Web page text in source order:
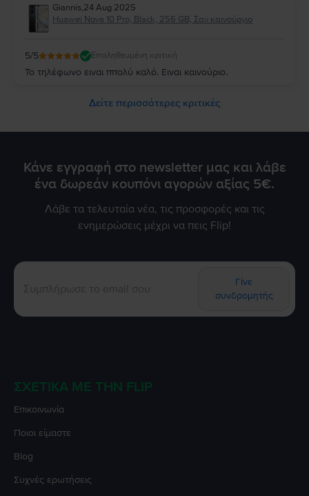
Giannis,24 Aug 2025
Huawei Nova 10 Pro, Black, 256 GB, Σαν καινούργιο
5/5 Επαληθευμένη κριτική
Το τηλέφωνο ειναι ππολύ καλό. Ειναι καινούριο.
Δείτε περισσότερες κριτικές
Κάνε εγγραφή στο newsletter μας και λάβε
ένα δωρεάν κουπόνι αγορών αξίας 5€.
Λάβε τα τελευταία νέα, τις προσφορές και τις
ενημερώσεις μέχρι να πεις Flip!
Γίνε
συνδρομητής
ΣΧΕΤΙΚΆ ΜΕ ΤΗΝ FLIP
Επικοινωνία
Ποιοι είμαστε
Blog
Συχνές ερωτήσεις